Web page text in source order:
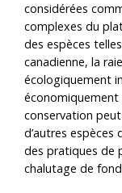
considérées
complexes du
des espèces
canadienne, la
écologiquement
conservation
d’autres
des pratiques de
chalutage de